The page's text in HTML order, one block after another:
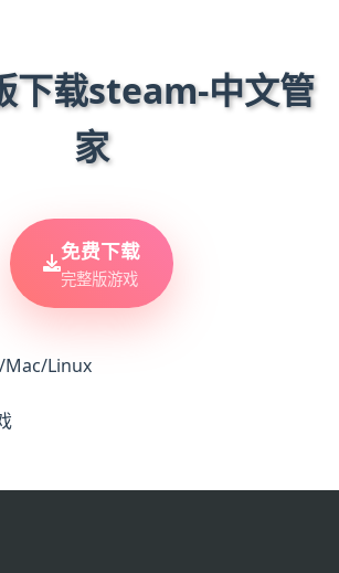
下载steam-中文管
家
免费下载
完整版游戏
Mac/Linux